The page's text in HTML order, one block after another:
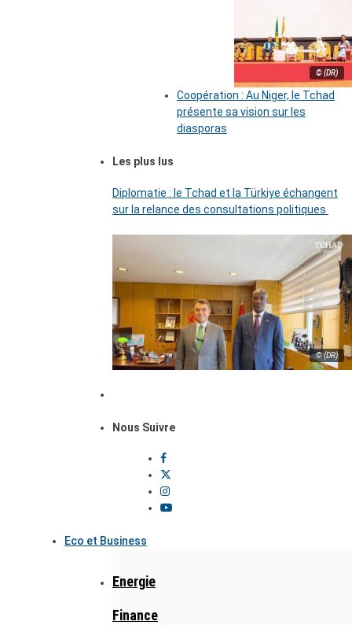
© (DR)
Coopération : Au Niger, le Tchad
présente sa vision sur les
diasporas
Les plus lus
Diplomatie : le Tchad et la Türkiye échangent
sur la relance des consultations politiques
© (DR)
Nous Suivre
Eco et Business
Energie
Finance